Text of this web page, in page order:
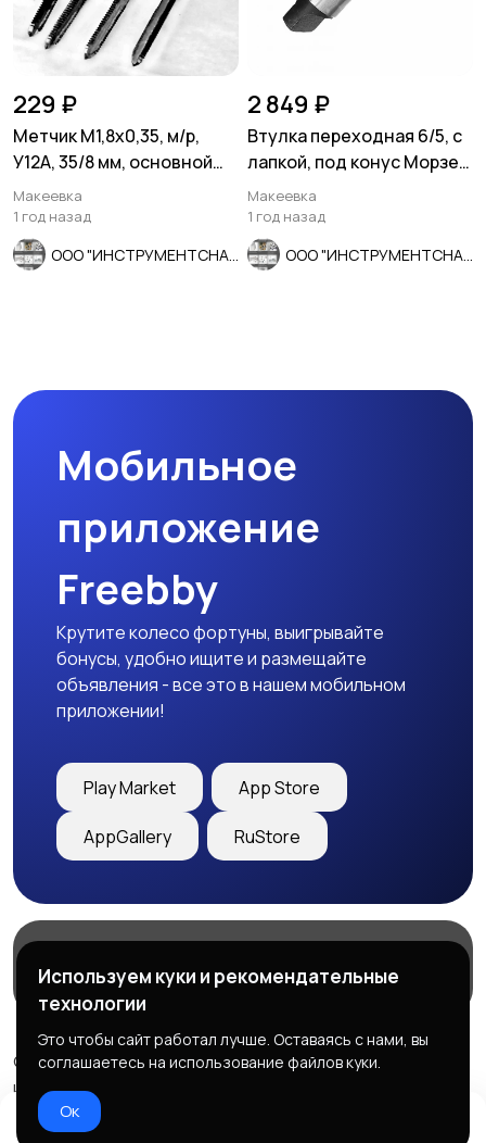
229 ₽
Метчик М1,8х0,35, м/р,
У12А, 35/8 мм, основной
шаг, СССР.
Макеевка
1 год назад
2 849 ₽
Втулка переходная 6/5, с
лапкой, под конус Морзе,
с КМ6 на КМ5.
Макеевка
1 год назад
Мобильное
приложение
Freebby
Крутите колесо фортуны, выигрывайте
бонусы, удобно ищите и размещайте
объявления - все это в нашем мобильном
приложении!
Play Market App Store
AppGallery RuStore
Служба поддержки
© 2026 Freebby - Сервис бесплатных объявлений ДНР
и ЛНР
Правила сервиса
Используем куки и рекомендательные
технологии
Это чтобы сайт работал лучше. Оставаясь с нами, вы
соглашаетесь на использование файлов куки.
Ок